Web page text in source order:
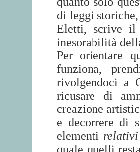
di leggi
Eletti, scrive il
inesorabilità
Per orientare
funziona,
rivolgendoci a
ricusare di
creazione
e decorrere di
elementi relativi
quale quelli